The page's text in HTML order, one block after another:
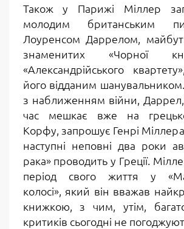
Також у Парижі Міллер
молодим британським
Лоуренсом Даррелом,
знаменитих «Чорної
«Александрійського
його відданим
з наближенням війни,
час мешкає вже на
Корфу, запрошує Генрі
наступні неповні два роки
рака» проводить у Греції.
період свого життя у
колосі», який він вважав
книжкою, з чим, утім,
критиків сьогодні не